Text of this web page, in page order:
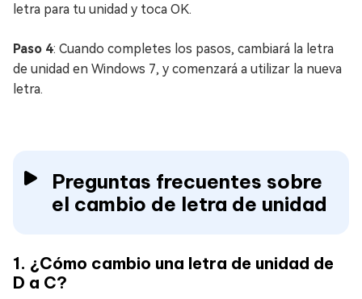
letra para tu unidad y toca OK.
Paso 4: Cuando completes los pasos, cambiará la letra
de unidad en Windows 7, y comenzará a utilizar la nueva
letra.
Preguntas frecuentes sobre
el cambio de letra de unidad
1. ¿Cómo cambio una letra de unidad de
D a C?